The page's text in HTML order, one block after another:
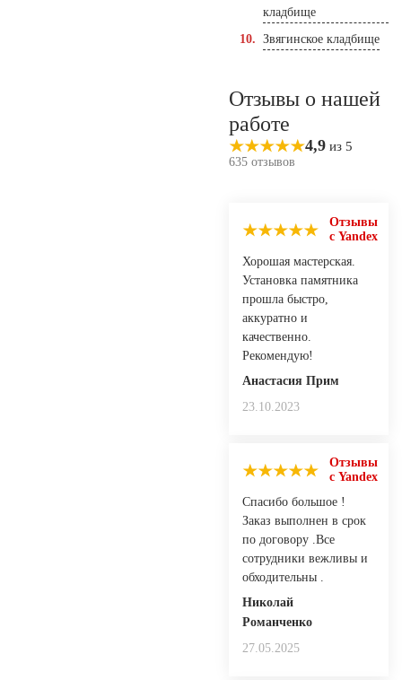
кладбище
Звягинское кладбище
Отзывы о нашей
работе
4,9 из 5
635 отзывов
Отзывы
с Yandex
Хорошая мастерская.
Установка памятника
прошла быстро,
аккуратно и
качественно.
Рекомендую!
Анастасия Прим
23.10.2023
Отзывы
с Yandex
Спасибо большое !
Заказ выполнен в срок
по договору .Все
сотрудники вежливы и
обходительны .
Николай
Романченко
27.05.2025